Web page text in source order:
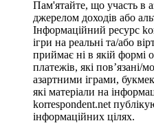
Пам'ятайте, що участь в
джерелом доходів або
Інформаційний ресурс
ігри на реальні та/або
приймає ні в якій формі
платежів, які пов’язані/
азартними іграми,
які матеріали на
korrespondent.net
інформаційних цілях.